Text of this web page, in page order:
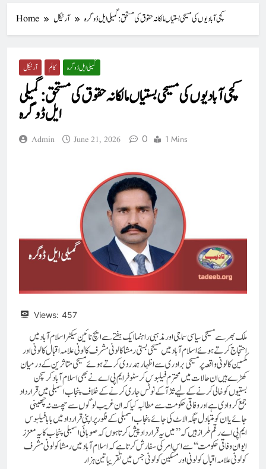
Home آرٹیکل کچی آبادیوں کی مسیحی بستیاں مالکانہ حقوق کی مستحق: گمیلی ایل ڈوگرہ
آرٹیکل کالم گمیلی ایل ڈوگرہ
کچی آبادیوں کی مسیحی بستیاں مالکانہ حقوق کی مستحق: گمیلی
ایل ڈوگرہ
Admin June 21, 2026 0 1 Mins
Views: 457
ملک بھر سے مسیحی سیاسی سماجی اور مذہبی راہنما ایک ہفتے سے ایچ نائین سیکٹر اسلام آباد میں
احتجاج کرتےہوئے اسلام آباد میں مسیحی بستی رمشا کالونی مشرف کالونی علامہ اقبال کالونی اور
مکسین کالونی واقعہ پر مسیحی برادری سے اظہار ہمدردی کرتے ہوئے مسیحی متاثرین کےدرمیان
کھڑے ہیں ان حالات میں محترم فیلبوس کرسٹوفر ایم پی اے نے بھی اسلام آباد کرسچن
بستیوں کو خالی کرنے کے لیے ثڈآ کے نوٹس جاری کرنے کے خلاف پنجاب اسمبلی میں قرارداد
جمع کروا دی ہے اور وفاقی حکومت سے مطالبہ کیا کہ ان غریب لوگوں سے چھت نہ چھینی
جائے یا ان کو متبادل جگہ الاٹ کی جائےپنجاب اسمبلی کے فلور پر اپنی قرارداد میں بابا فیلبوس
ایم پی اے رقم طراز ہیں کہ’’میں یہ قرارداد پیش کرتاہوں کہ صوبائی اسمبلی پنجاب کا یہ معزز
ایوان وفاقی حکومت‘‘ سے اس امر کی سفارش کرتا ہے کہ اسلام آباد میں رمشا کولونی مشرف
کولونی علامہ اقبال کولونی اور مسکین کولونی جس میں تقریباتین ہزار